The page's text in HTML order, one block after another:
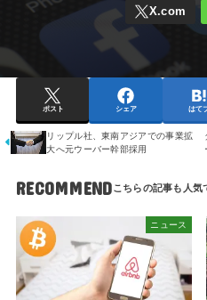
ポスト シェア はて
リップル社、東南アジアでの事業拡
大へ元ウーバー幹部採用
RECOMMEND
ニュース